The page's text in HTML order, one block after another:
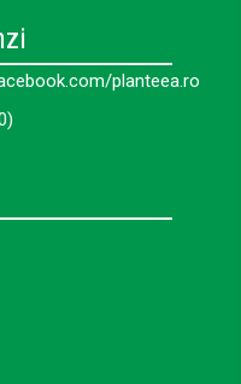
planteea.ro